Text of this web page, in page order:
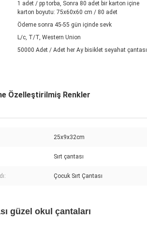
1 adet / pp torba, Sonra 80 adet bir karton içine
karton boyutu: 75x60x60 cm / 80 adet
Ödeme sonra 45-55 gün içinde sevk
L/c, T/T, Western Union
50000 Adet / Adet her Ay bisiklet seyahat çantası
Özelleştirilmiş Renkler
25x9x32cm
Sırt çantası
Çocuk Sırt Çantası
güzel okul çantaları